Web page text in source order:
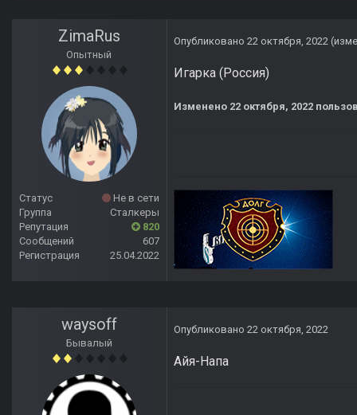
ZimaRus
Опытный
Статус
Не в сети
Группа
Сталкеры
Репутация
820
Сообщений
607
Регистрация
25.04.2022
Опубликовано 22 октября, 2022
Игарка (Россия)
Изменено 22 октября, 2022
waysoff
Бывалый
Опубликовано 22 октября, 2022
Айя-Напа